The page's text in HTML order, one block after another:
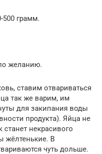
500 грамм.
желанию.
ставим отвариваться
так же варим, им
для закипания воды
продукта). Яйца не
некрасивого
жёлтенькие. В
чуть дольше.